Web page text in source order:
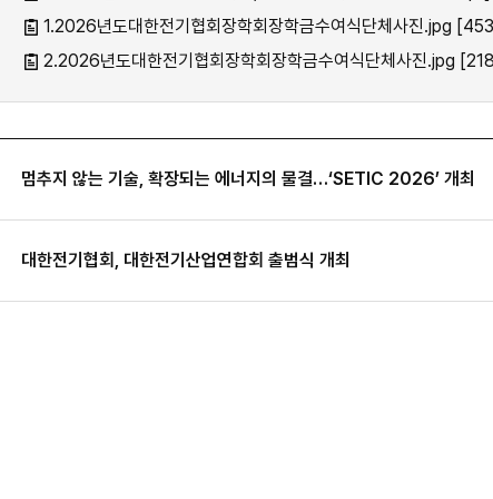
1.2026년도대한전기협회장학회장학금수여식단체사진.jpg
2.2026년도대한전기협회장학회장학금수여식단체사진.jpg
멈추지 않는 기술, 확장되는 에너지의 물결…‘SETIC 2026’ 개최
대한전기협회, 대한전기산업연합회 출범식 개최